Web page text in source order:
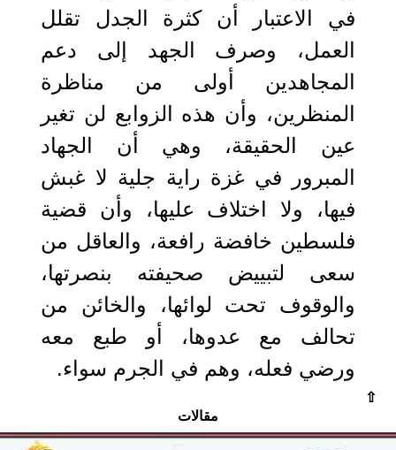
في الاعتبار أن كثرة الجدل تقلل
العمل، وصرف الجهد إلى دعم
المجاهدين أولى من مناظرة
المنظرين، وأن هذه الزوابع لن تغير
عين الحقيقة، وهي أن الجهاد
المبرور في غزة راية جلية لا غبش
فيها، ولا اختلاف عليها، وأن قضية
فلسطين خافضة رافعة، والعاقل من
سعى لتبييض صحيفته بنصرتها،
والوقوف تحت لوائها، والخائن من
تحالف مع عدوها، أو طبع معه
ورضي فعله، وهم في الجرم سواء.
⇧
مقالات